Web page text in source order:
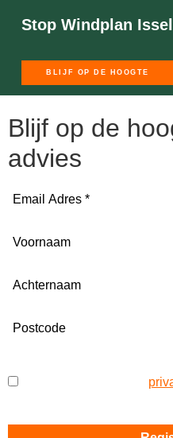
Stop Windplan
BLIJF OP DE HOOGTE
Blijf op de
advies